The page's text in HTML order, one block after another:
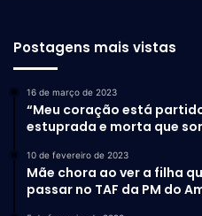
Postagens mais vistas
16 de março de 2023
“Meu coração está
estuprada e morta que
10 de fevereiro de 2023
Mãe chora ao ver a filha
passar no TAF da PM do